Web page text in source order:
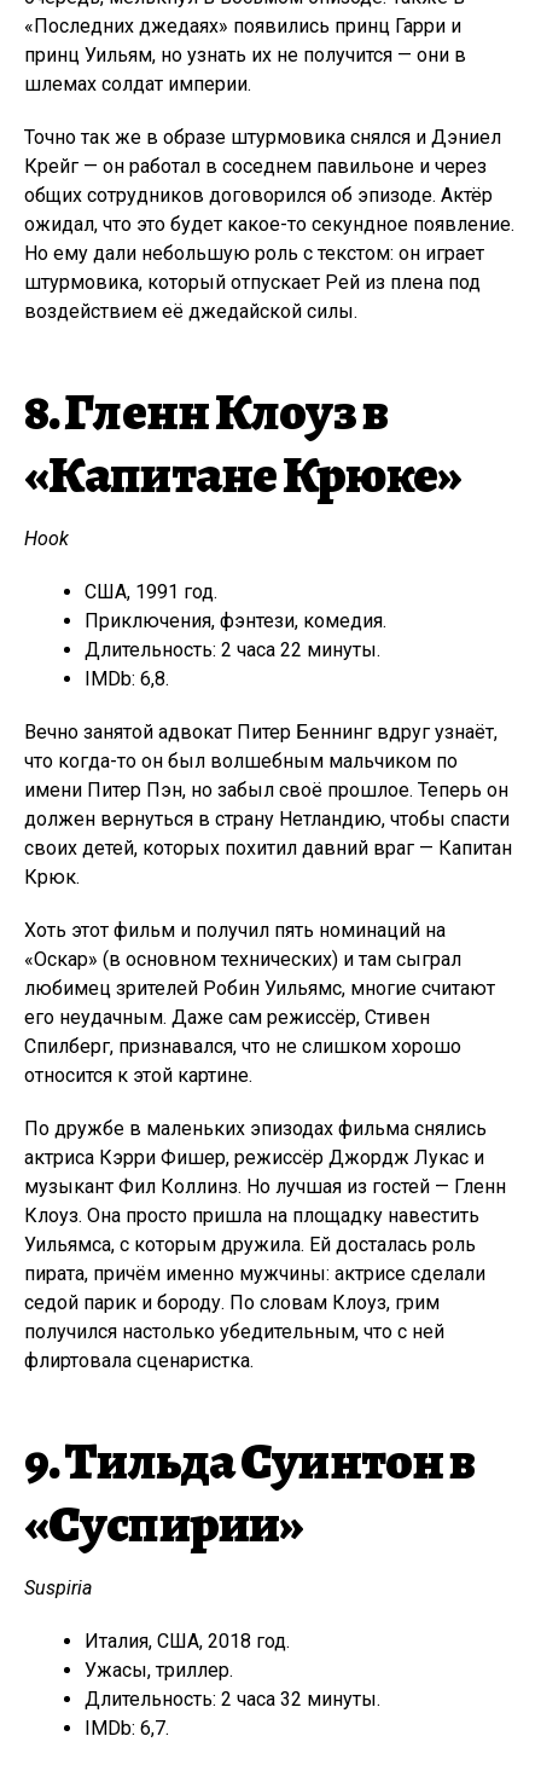
«Последних джедаях» появились принц Гарри и
принц Уильям, но узнать их не получится — они в
шлемах солдат империи.
Точно так же в образе штурмовика снялся и Дэниел
Крейг — он работал в соседнем павильоне и через
общих сотрудников договорился об эпизоде. Актёр
ожидал, что это будет какое-то секундное появление.
Но ему дали небольшую роль с текстом: он играет
штурмовика, который отпускает Рей из плена под
воздействием её джедайской силы.
8. Гленн Клоуз в
«Капитане Крюке»
Hook
США, 1991 год.
Приключения, фэнтези, комедия.
Длительность: 2 часа 22 минуты.
IMDb: 6,8.
Вечно занятой адвокат Питер Беннинг вдруг узнаёт,
что когда-то он был волшебным мальчиком по
имени Питер Пэн, но забыл своё прошлое. Теперь он
должен вернуться в страну Нетландию, чтобы спасти
своих детей, которых похитил давний враг — Капитан
Крюк.
Хоть этот фильм и получил пять номинаций на
«Оскар» (в основном технических) и там сыграл
любимец зрителей Робин Уильямс, многие считают
его неудачным. Даже сам режиссёр, Стивен
Спилберг, признавался, что не слишком хорошо
относится к этой картине.
По дружбе в маленьких эпизодах фильма снялись
актриса Кэрри Фишер, режиссёр Джордж Лукас и
музыкант Фил Коллинз. Но лучшая из гостей — Гленн
Клоуз. Она просто пришла на площадку навестить
Уильямса, с которым дружила. Ей досталась роль
пирата, причём именно мужчины: актрисе сделали
седой парик и бороду. По словам Клоуз, грим
получился настолько убедительным, что с ней
флиртовала сценаристка.
9. Тильда Суинтон в
«Суспирии»
Suspiria
Италия, США, 2018 год.
Ужасы, триллер.
Длительность: 2 часа 32 минуты.
IMDb: 6,7.